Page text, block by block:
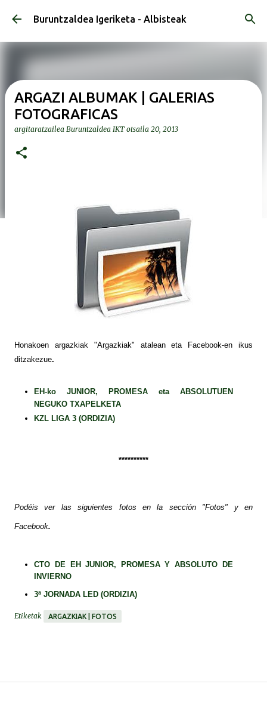
Saltatu eta joan eduki nagusira
Buruntzaldea Igeriketa - Albisteak
ARGAZI ALBUMAK | GALERIAS
FOTOGRAFICAS
argitaratzailea Buruntzaldea IKT otsaila 20, 2013
Honakoen argazkiak "Argazkiak" atalean eta Facebook-en ikus
ditzakezue.
EH-ko JUNIOR, PROMESA eta ABSOLUTUEN
NEGUKO TXAPELKETA
KZL LIGA 3 (ORDIZIA)
**********
Podéis ver las siguientes fotos en la sección "Fotos" y en
Facebook.
CTO DE EH JUNIOR, PROMESA Y ABSOLUTO DE
INVIERNO
3ª JORNADA LED (ORDIZIA)
Etiketak ARGAZKIAK | FOTOS